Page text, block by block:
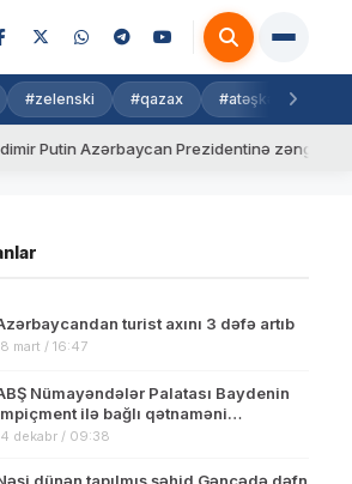
#zelenski #qazax #atəşkəs
Prezidentinə zəng edib
turist axını 3 dəfə artıb
mart / 16:47
Nümayəndələr Palatası Baydenin
ilə bağlı qətnaməni
dekabr / 09:38